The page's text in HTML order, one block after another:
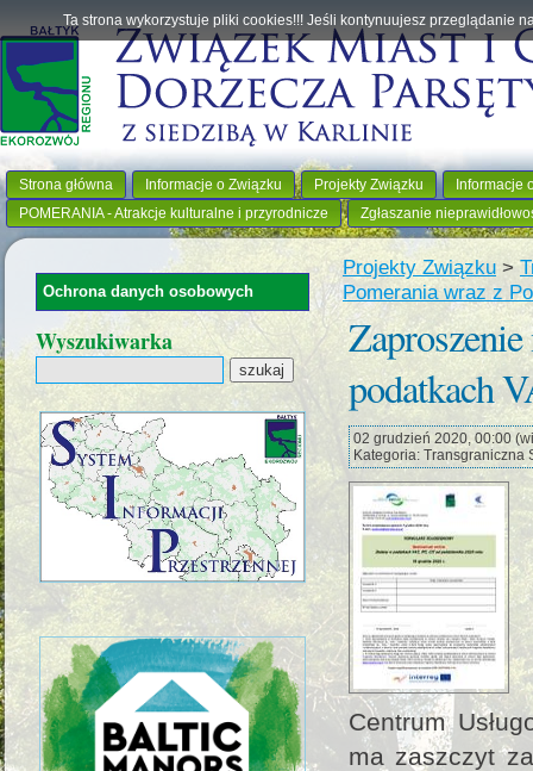
Strona główna Informacje o Związku Projekty Związku
Informacje
POMERANIA - Atrakcje kulturalne i przyrodnicze
Zgłaszanie
Projekty Związku >
Pomerania wraz z
podatkach
02 grudzień 2020, 00:00
Kategoria: Transgraniczna
Centrum
ma zaszczyt
Ochrona danych osobowych
Wyszukiwarka
Ta strona wykorzystuje pliki cookies!!! Jeśli kontynuujesz przeglądanie